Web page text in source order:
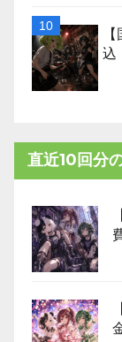
込
直近10回分